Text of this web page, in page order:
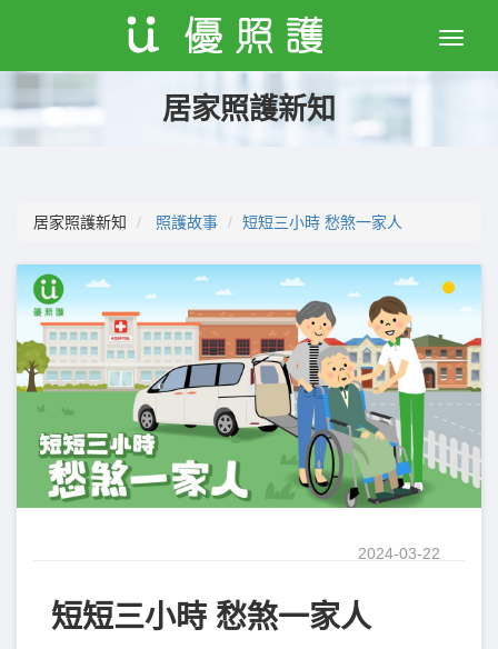
Toggle
居家照護新知
居家照護新知 照護故事 短短三小時 愁煞一家人
2024-03-22
短短三小時 愁煞一家人